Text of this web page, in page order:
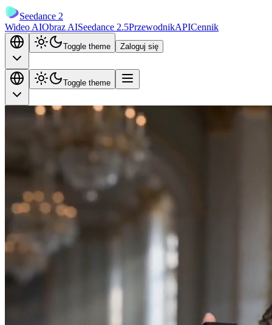
Seedance 2
Wideo AIObraz AISeedance 2.5PrzewodnikAPICennik
Toggle theme Zaloguj się
Toggle theme